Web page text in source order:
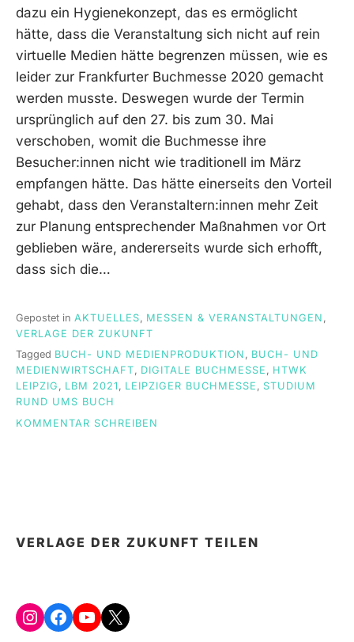
dazu ein Hygienekonzept, das es ermöglicht
hätte, dass die Veranstaltung sich nicht auf rein
virtuelle Medien hätte begrenzen müssen, wie es
leider zur Frankfurter Buchmesse 2020 gemacht
werden musste. Deswegen wurde der Termin
ursprünglich auf den 27. bis zum 30. Mai
verschoben, womit die Buchmesse ihre
Besucher:innen nicht wie traditionell im März
empfangen hätte. Das hätte einerseits den Vorteil
gehabt, dass den Veranstaltern:innen mehr Zeit
zur Planung entsprechender Maßnahmen vor Ort
geblieben wäre, andererseits wurde sich erhofft,
dass sich die…
Gepostet in AKTUELLES, MESSEN & VERANSTALTUNGEN ,
VERLAGE DER ZUKUNFT
Tagged BUCH- UND MEDIENPRODUKTION , BUCH- UND
MEDIENWIRTSCHAFT, DIGITALE BUCHMESSE , HTWK
LEIPZIG , LBM 2021 , LEIPZIGER BUCHMESSE , STUDIUM
RUND UMS BUCH
KOMMENTAR SCHREIBEN
LEIPZIGER
VERLAGE DER ZUKUNFT TEILEN
Instagram
Facebook
YouTube
X